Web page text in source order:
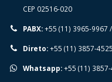
CEP 02516-020
PABX:+55 (11) 3965-9967
Direto:+55 (11) 3857-4525
Whatsapp:+55 (11)